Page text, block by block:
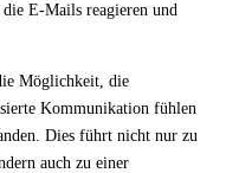
E-Mails reagieren und
Möglichkeit, die
Kommunikation fühlen
Dies führt nicht nur zu
auch zu einer